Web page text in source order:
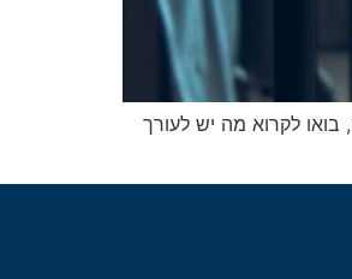
לקרוא מה יש לעורך